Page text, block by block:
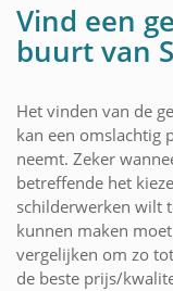
Vind een
buurt van
Het vinden van de
kan een omslachtig
neemt. Zeker
betreffende het
schilderwerken wilt
kunnen maken
vergelijken om zo
de beste prijs/